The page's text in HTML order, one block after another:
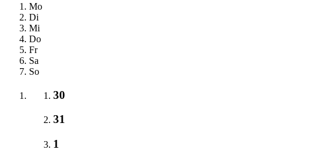
Mo
Di
Mi
Do
Fr
Sa
So
30
31
1